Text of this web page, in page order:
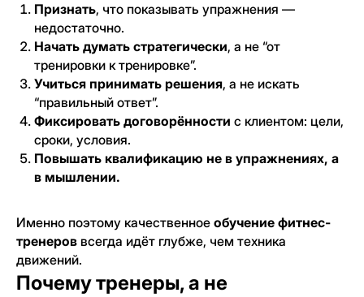
Признать, что показывать упражнения —
недостаточно.
Начать думать стратегически, а не “от
тренировки к тренировке”.
Учиться принимать решения, а не искать
“правильный ответ”.
Фиксировать договорённости с клиентом: цели,
сроки, условия.
Повышать квалификацию не в упражнениях, а
в мышлении.
Именно поэтому качественное обучение фитнес-
тренеров всегда идёт глубже, чем техника
движений.
Почему тренеры, а не